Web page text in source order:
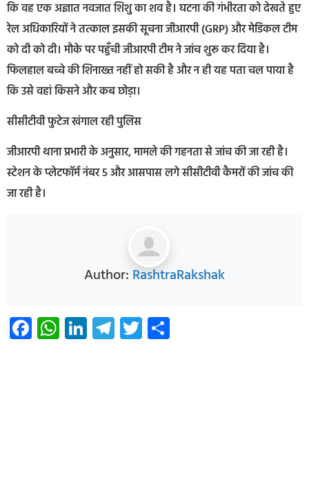
कि वह एक अज्ञात नवजात शिशु का शव है। घटना की गंभीरता को देखते हुए
रेल अधिकारियों ने तत्काल इसकी सूचना जीआरपी (GRP) और मेडिकल टीम
को दी को दी। मौके पर पहुँची जीआरपी टीम ने जांच शुरू कर दिया है।
फिलहाल बच्चे की शिनाख्त नहीं हो सकी है और न ही यह पता चल पाया है
कि उसे वहां किसने और कब छोड़ा।
सीसीटीवी फुटेज खंगाल रही पुलिस
जीआरपी थाना प्रभारी के अनुसार, मामले की गहनता से जांच की जा रही है।
स्टेशन के प्लेटफॉर्म नंबर 5 और आसपास लगे सीसीटीवी कैमरों की जांच की
जा रही है।
Author: RashtraRakshak
Facebook
WhatsApp
LinkedIn
Telegram
Twitter